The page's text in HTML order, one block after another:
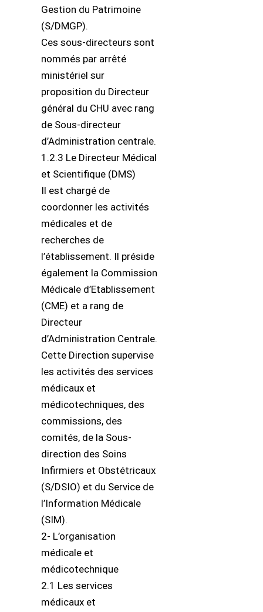
Gestion du Patrimoine
(S/DMGP).
Ces sous-directeurs sont
nommés par arrêté
ministériel sur
proposition du Directeur
général du CHU avec rang
de Sous-directeur
d’Administration centrale.
1.2.3 Le Directeur Médical
et Scientifique (DMS)
Il est chargé de
coordonner les activités
médicales et de
recherches de
l’établissement. Il préside
également la Commission
Médicale d’Etablissement
(CME) et a rang de
Directeur
d’Administration Centrale.
Cette Direction supervise
les activités des services
médicaux et
médicotechniques, des
commissions, des
comités, de la Sous-
direction des Soins
Infirmiers et Obstétricaux
(S/DSIO) et du Service de
l’Information Médicale
(SIM).
2- L’organisation
médicale et
médicotechnique
2.1 Les services
médicaux et